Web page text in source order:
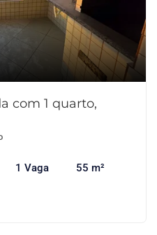
com 1 quarto,
1 Vaga 55 m²